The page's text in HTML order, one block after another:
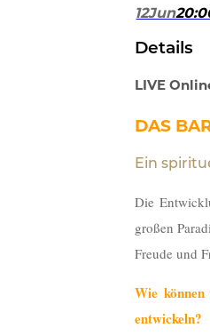
12Jun
Details
LIVE
DAS
Ein
Die
großen
Freude und
Wie
entwickeln?